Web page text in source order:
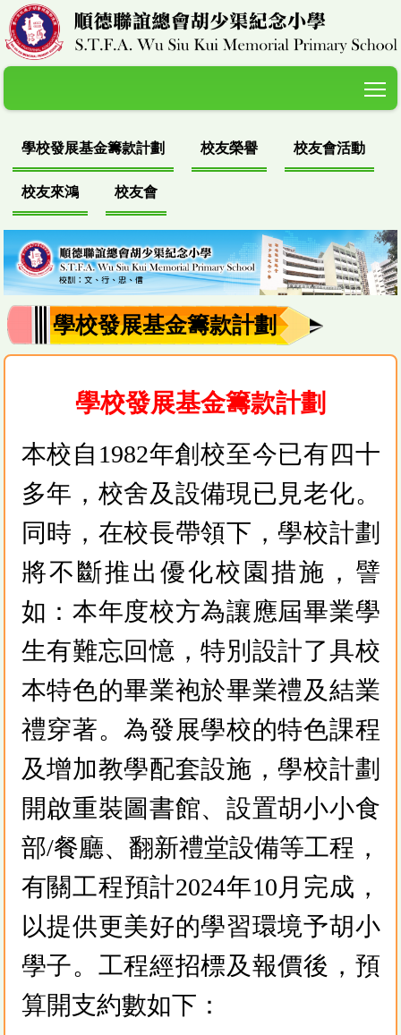
學校發展基金籌款計劃 校友榮譽 校友會活動
校友來鴻 校友會
學校發展基金籌款計劃
學校發展基金籌款計劃
本校自1982年創校至今已有四十
多年，校舍及設備現已見老化。
同時，在校長帶領下，學校計劃
將不斷推出優化校園措施，譬
如：本年度校方為讓應屆畢業學
生有難忘回憶，特別設計了具校
本特色的畢業袍於畢業禮及結業
禮穿著。為發展學校的特色課程
及增加教學配套設施，學校計劃
開啟重裝圖書館、設置胡小小食
部/餐廳、翻新禮堂設備等工程，
有關工程預計2024年10月完成，
以提供更美好的學習環境予胡小
學子。工程經招標及報價後，預
算開支約數如下：